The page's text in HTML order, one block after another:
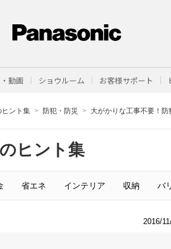
動画 ショウルーム お客様サポート
ヒント集 防犯・防災 大がかりな工事不要！
ヒント集
省エネ インテリア 収納 バ
2016/